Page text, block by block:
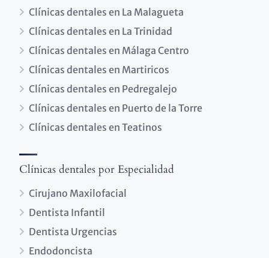
Clínicas dentales en La Malagueta
Clínicas dentales en La Trinidad
Clínicas dentales en Málaga Centro
Clínicas dentales en Martiricos
Clínicas dentales en Pedregalejo
Clínicas dentales en Puerto de la Torre
Clínicas dentales en Teatinos
Clínicas dentales por Especialidad
Cirujano Maxilofacial
Dentista Infantil
Dentista Urgencias
Endodoncista